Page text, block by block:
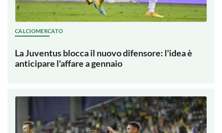
CALCIOMERCATO
La Juventus blocca il nuovo difensore: l'idea è
anticipare l'affare a gennaio